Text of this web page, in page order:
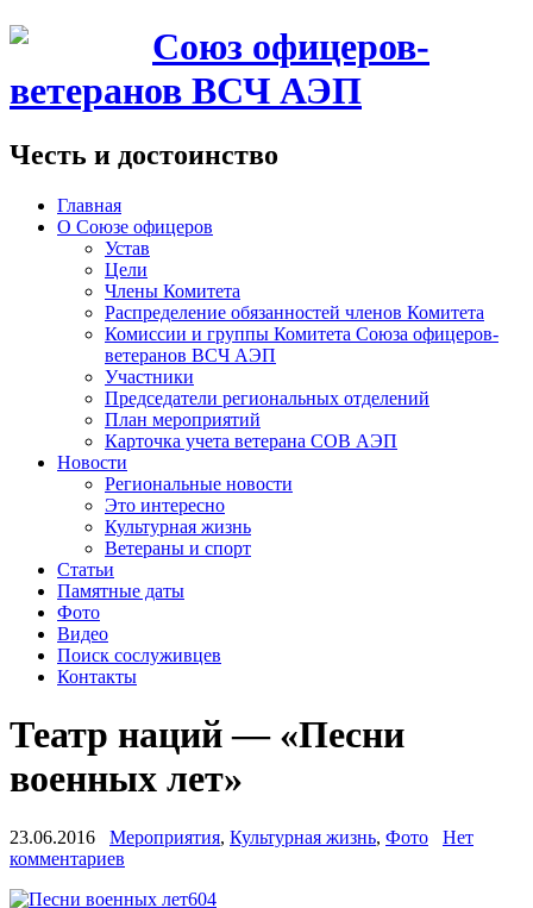
Союз офицеров-
ветеранов ВСЧ АЭП
Честь и достоинство
Главная
О Союзе офицеров
Устав
Цели
Члены Комитета
Распределение обязанностей членов Комитета
Комиссии и группы Комитета Союза офицеров-
ветеранов ВСЧ АЭП
Участники
Председатели региональных отделений
План мероприятий
Карточка учета ветерана CОВ АЭП
Новости
Региональные новости
Это интересно
Культурная жизнь
Ветераны и спорт
Статьи
Памятные даты
Фото
Видео
Поиск сослуживцев
Контакты
Театр наций — «Песни
военных лет»
23.06.2016 Мероприятия, Культурная жизнь, Фото
Нет
комментариев